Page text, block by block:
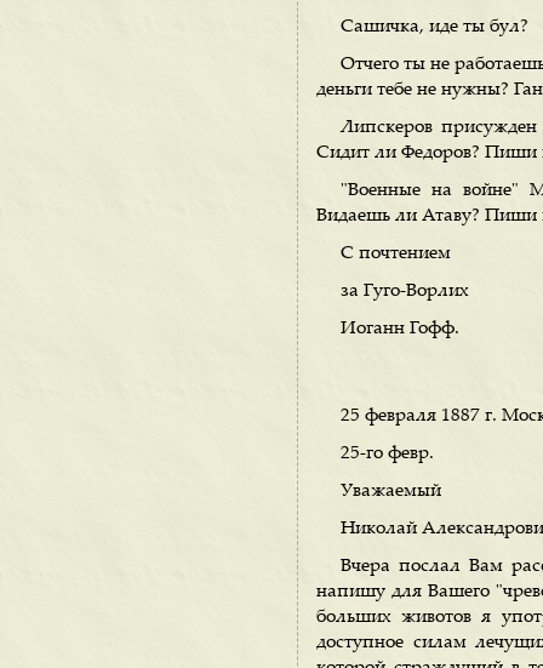
Сашичка, иде ты бул?
Отчего ты не
деньги тебе не нужны?
Липскеров
Сидит ли Федоров?
"Военные на войне"
Видаешь ли Атаву? Пиши
С почтением
за Гуго-Ворлих
Иоганн Гофф.
25 февраля 1887 г.
25-го февр.
Уважаемый
Николай
Вчера послал Вам
напишу для Вашего
больших животов я
доступное силам